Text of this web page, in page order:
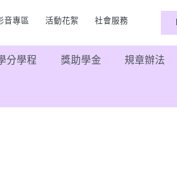
音專區 活動花絮 社會服務
分學程 獎助學金 規章辦法